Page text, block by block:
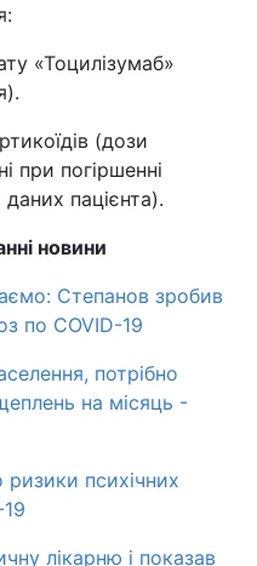
«Тоцилізумаб»
(дози
при погіршенні
пацієнта).
новини
Степанов зробив
по COVID-19
потрібно
на місяць -
психічних
лікарню і показав